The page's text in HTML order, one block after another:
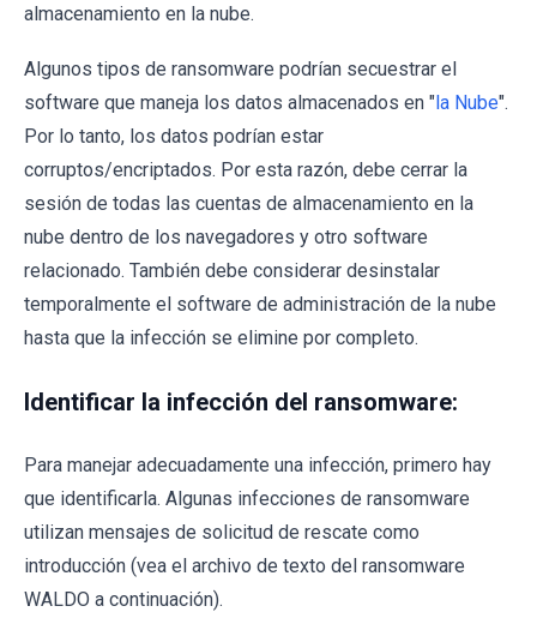
almacenamiento en la nube.
Algunos tipos de ransomware podrían secuestrar el
software que maneja los datos almacenados en "la Nube".
Por lo tanto, los datos podrían estar
corruptos/encriptados. Por esta razón, debe cerrar la
sesión de todas las cuentas de almacenamiento en la
nube dentro de los navegadores y otro software
relacionado. También debe considerar desinstalar
temporalmente el software de administración de la nube
hasta que la infección se elimine por completo.
Identificar la infección del ransomware:
Para manejar adecuadamente una infección, primero hay
que identificarla. Algunas infecciones de ransomware
utilizan mensajes de solicitud de rescate como
introducción (vea el archivo de texto del ransomware
WALDO a continuación).